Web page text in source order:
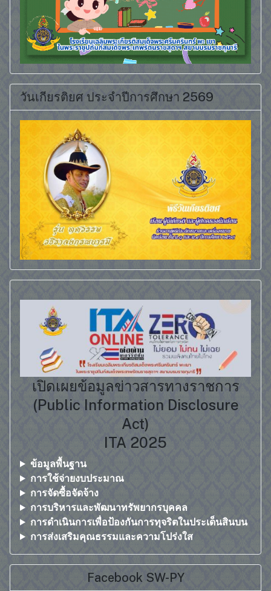
วันเกียรติยศ ประจำปีการศึกษา 2569
เปิดเผยข้อมูลข่าวสารทางราชการ
(Public Information Disclosure
Act)
ITA 2025
ข้อมูลพื้นฐาน
การใช้จ่ายงบประมาณ
การจัดซื้อจัดจ้าง
การบริหารและพัฒนาทรัพยากรบุคคล
การดำเนินการเพื่อป้องกันการทุจริตในประเด็นสินบน
การส่งเสริมคุณธรรมและความโปร่งใส
Facebook SW-PY